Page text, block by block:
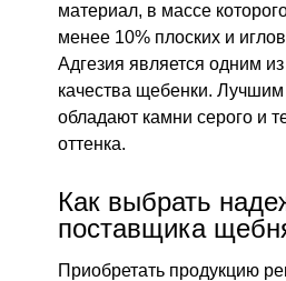
материал, в массе
менее 10% плоских и
Адгезия является одним
качества щебенки. Лучшим
обладают камни серого и
оттенка.
Как выбрать
поставщика
Приобретать продукцию